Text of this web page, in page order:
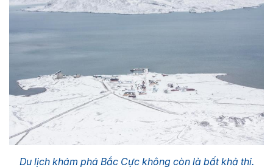
Du lịch khám phá Bắc Cực không còn là bất khả thi.